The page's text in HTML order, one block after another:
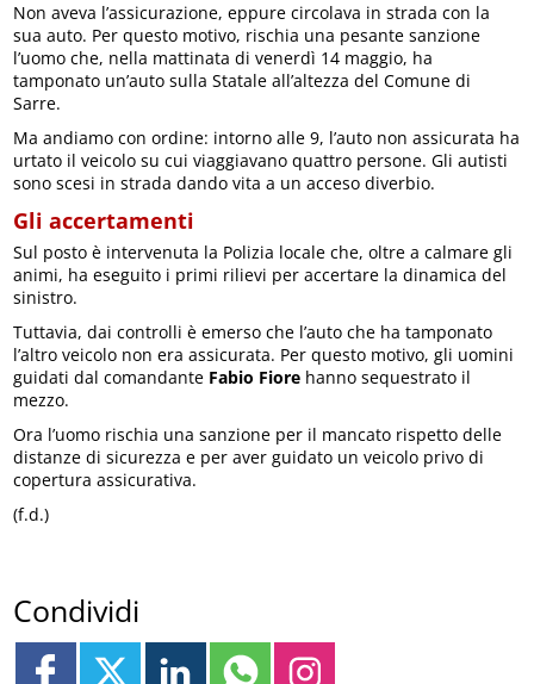
Non aveva l’assicurazione, eppure circolava in strada con la
sua auto. Per questo motivo, rischia una pesante sanzione
l’uomo che, nella mattinata di venerdì 14 maggio, ha
tamponato un’auto sulla Statale all’altezza del Comune di
Sarre.
Ma andiamo con ordine: intorno alle 9, l’auto non assicurata ha
urtato il veicolo su cui viaggiavano quattro persone. Gli autisti
sono scesi in strada dando vita a un acceso diverbio.
Gli accertamenti
Sul posto è intervenuta la Polizia locale che, oltre a calmare gli
animi, ha eseguito i primi rilievi per accertare la dinamica del
sinistro.
Tuttavia, dai controlli è emerso che l’auto che ha tamponato
l’altro veicolo non era assicurata. Per questo motivo, gli uomini
guidati dal comandante Fabio Fiore hanno sequestrato il
mezzo.
Ora l’uomo rischia una sanzione per il mancato rispetto delle
distanze di sicurezza e per aver guidato un veicolo privo di
copertura assicurativa.
(f.d.)
Condividi